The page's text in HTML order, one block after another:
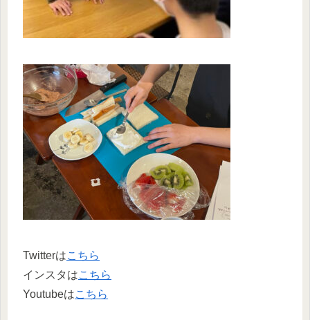
Twitterはこちら
インスタはこちら
Youtubeはこちら